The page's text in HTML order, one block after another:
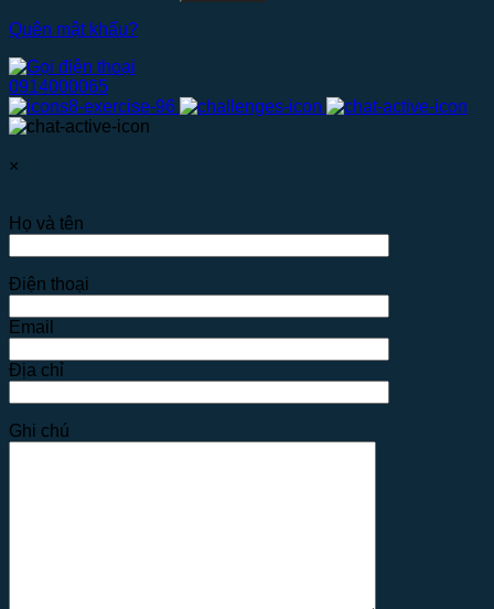
Quên mật khẩu?
0914000065
×
Họ và tên
Điện thoại
Email
Địa chỉ
Ghi chú